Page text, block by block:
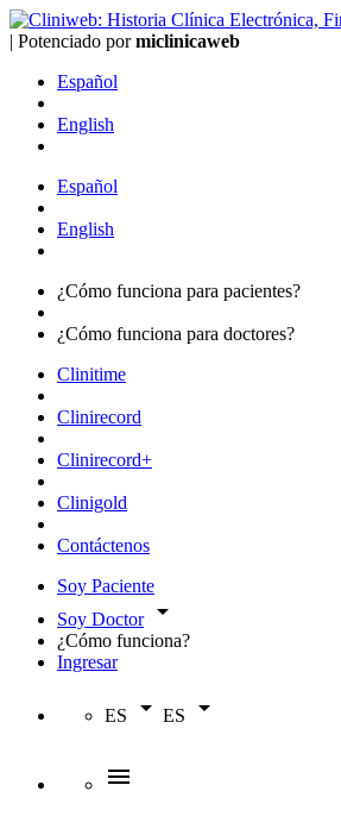
| Potenciado pormiclinicaweb
Español
English
Español
English
¿Cómo funciona para pacientes?
¿Cómo funciona para doctores?
Clinitime
Clinirecord
Clinirecord+
Clinigold
Contáctenos
Soy Paciente
Soy Doctor
arrow_drop_down
¿Cómo funciona?
Ingresar
ES arrow_drop_down ES arrow_drop_down
menu